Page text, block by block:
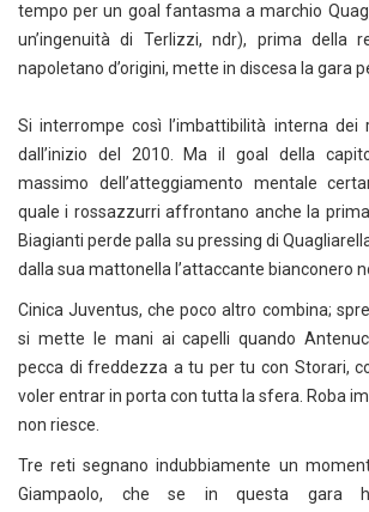
tempo per un goal fantasma a marchio
un’ingenuità di Terlizzi, ndr), prima della
napoletano d’origini, mette in discesa la gara
Si interrompe così l’imbattibilità interna dei
dall’inizio del 2010. Ma il goal della
massimo dell’atteggiamento mentale
quale i rossazzurri affrontano anche la
Biagianti perde palla su pressing di
dalla sua mattonella l’attaccante bianconero
Cinica Juventus, che poco altro combina;
si mette le mani ai capelli quando
pecca di freddezza a tu per tu con Storari,
voler entrar in porta con tutta la sfera. Roba
non riesce.
Tre reti segnano indubbiamente un
Giampaolo, che se in questa gara